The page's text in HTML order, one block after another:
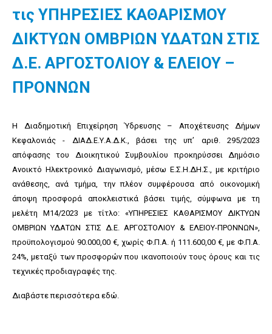
τις ΥΠΗΡΕΣΙΕΣ ΚΑΘΑΡΙΣΜΟΥ
ΔΙΚΤΥΩΝ ΟΜΒΡΙΩΝ ΥΔΑΤΩΝ ΣΤΙΣ
Δ.Ε. ΑΡΓΟΣΤΟΛΙΟΥ & ΕΛΕΙΟΥ –
ΠΡΟΝΝΩΝ
Η Διαδημοτική Επιχείρηση Ύδρευσης – Αποχέτευσης Δήμων
Κεφαλονιάς - ΔΙΑΔ.Ε.Υ.Α.Δ.Κ., βάσει της υπ’ αριθ. 295/2023
απόφασης του Διοικητικού Συμβουλίου προκηρύσσει Δημόσιο
Ανοικτό Ηλεκτρονικό Διαγωνισμό, μέσω Ε.Σ.Η.ΔΗ.Σ., με κριτήριο
ανάθεσης, ανά τμήμα, την πλέον συμφέρουσα από οικονομική
άποψη προσφορά αποκλειστικά βάσει τιμής, σύμφωνα με τη
μελέτη Μ14/2023 με τίτλο: «ΥΠΗΡΕΣΙΕΣ ΚΑΘΑΡΙΣΜΟΥ ΔΙΚΤΥΩΝ
ΟΜΒΡΙΩΝ ΥΔΑΤΩΝ ΣΤΙΣ Δ.Ε. ΑΡΓΟΣΤΟΛΙΟΥ & ΕΛΕΙΟΥ-ΠΡΟΝΝΩΝ»,
προϋπολογισμού 90.000,00 €, χωρίς Φ.Π.Α. ή 111.600,00 €, με Φ.Π.Α.
24%, μεταξύ των προσφορών που ικανοποιούν τους όρους και τις
τεχνικές προδιαγραφές της.
Διαβάστε περισσότερα εδώ.